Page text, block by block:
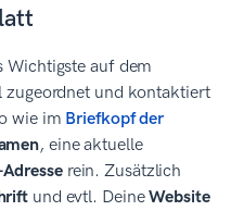
Wichtigste auf dem
zugeordnet und kontaktiert
wie im Briefkopf der
, eine aktuelle
rein. Zusätzlich
und evtl. DeineWebsite